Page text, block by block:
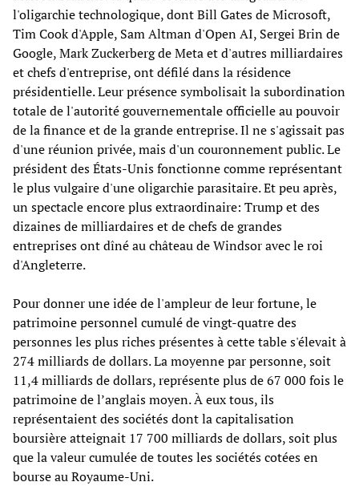
l'oligarchie technologique, dont Bill Gates de Microsoft,
Tim Cook d'Apple, Sam Altman d'Open AI, Sergei Brin de
Google, Mark Zuckerberg de Meta et d'autres milliardaires
et chefs d'entreprise, ont défilé dans la résidence
présidentielle. Leur présence symbolisait la subordination
totale de l'autorité gouvernementale officielle au pouvoir
de la finance et de la grande entreprise. Il ne s'agissait pas
d'une réunion privée, mais d'un couronnement public. Le
président des États-Unis fonctionne comme représentant
le plus vulgaire d'une oligarchie parasitaire. Et peu après,
un spectacle encore plus extraordinaire: Trump et des
dizaines de milliardaires et de chefs de grandes
entreprises ont dîné au château de Windsor avec le roi
d'Angleterre.
Pour donner une idée de l'ampleur de leur fortune, le
patrimoine personnel cumulé de vingt-quatre des
personnes les plus riches présentes à cette table s'élevait à
274 milliards de dollars. La moyenne par personne, soit
11,4 milliards de dollars, représente plus de 67 000 fois le
patrimoine de l’anglais moyen. À eux tous, ils
représentaient des sociétés dont la capitalisation
boursière atteignait 17 700 milliards de dollars, soit plus
que la valeur cumulée de toutes les sociétés cotées en
bourse au Royaume-Uni.